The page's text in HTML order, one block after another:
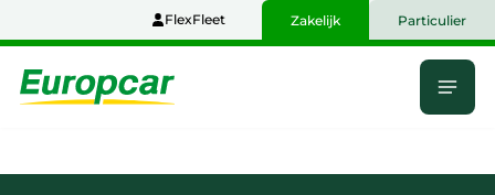
hoofdinhoud
FlexFleet Zakelijk Particulier
Home